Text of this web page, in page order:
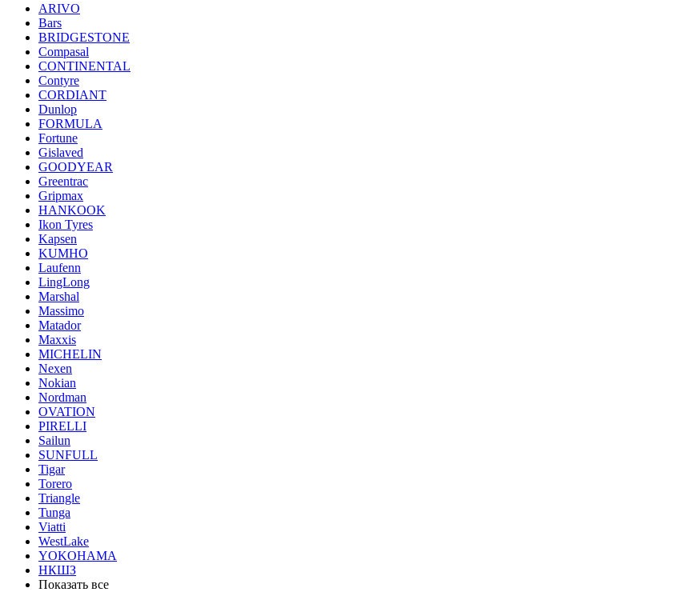
ARIVO
Bars
BRIDGESTONE
Compasal
CONTINENTAL
Contyre
CORDIANT
Dunlop
FORMULA
Fortune
Gislaved
GOODYEAR
Greentrac
Gripmax
HANKOOK
Ikon Tyres
Kapsen
KUMHO
Laufenn
LingLong
Marshal
Massimo
Matador
Maxxis
MICHELIN
Nexen
Nokian
Nordman
OVATION
PIRELLI
Sailun
SUNFULL
Tigar
Torero
Triangle
Tunga
Viatti
WestLake
YOKOHAMA
НКШЗ
Показать все